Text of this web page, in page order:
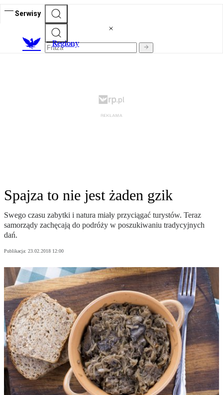
Serwisy
Regiony
Spajza to nie jest żaden gzik
Swego czasu zabytki i natura miały przyciągać turystów. Teraz
samorządy zachęcają do podróży w poszukiwaniu tradycyjnych
dań.
Publikacja: 23.02.2018 12:00